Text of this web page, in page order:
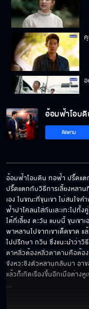
อ้อมฟ้าโอบ
ติดตาม
อ้อมฟ้าโอบดิน ทอฟ้า ปรี๊ดแต
ปรี๊ดแตกกับวิธีการเลี้ยงหลา
เอง ในขณะที่ขุนเขา ไม่สนใจ
ฟ้าปาโคลนใส่กันเละเทะไปทั้
ได้ที่เลี้ยง ตะวัน แบบนี้ ขุนเขา
พาหลานไปจากเขาเด็ดขาด
ไปปรึกษา กวิน ซึ่งแนะนำว่าวิ
ตาหลิ่วต้องหลิ่วตาตามคือต้อ
จังหวะชิงตัวหลานกลับมา อา
แล้วก็เกิดเรื่องขึ้นอีกเมื่อต่าง
...